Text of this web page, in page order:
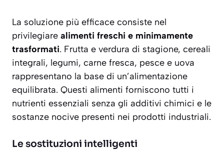
La soluzione più efficace consiste nel
privilegiare alimenti freschi e minimamente
trasformati. Frutta e verdura di stagione, cereali
integrali, legumi, carne fresca, pesce e uova
rappresentano la base di un’alimentazione
equilibrata. Questi alimenti forniscono tutti i
nutrienti essenziali senza gli additivi chimici e le
sostanze nocive presenti nei prodotti industriali.
Le sostituzioni intelligenti